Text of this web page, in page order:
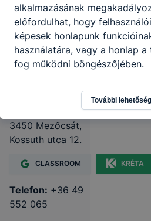
Miskolci SZC
Mezőcsáti
Technikum és
Szakképző
3450 Mezőcsát,
Kossuth utca 12.
CLASSROOM KRÉTA
Telefon: +36 49
552 065
alkalmazásának
előfordulhat, hogy
képesek honlapunk
használatára, vagy a honlap
fog működni böngészőjében.
További